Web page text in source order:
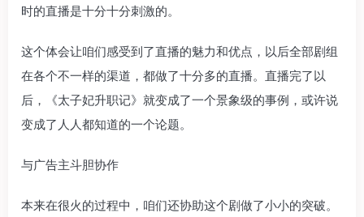
时的直播是十分十分刺激的。
这个体会让咱们感受到了直播的魅力和优点，以后全部剧组
在各个不一样的渠道，都做了十分多的直播。直播完了以
后，《太子妃升职记》就变成了一个景象级的事例，或许说
变成了人人都知道的一个论题。
与广告主斗胆协作
本来在很火的过程中，咱们还协助这个剧做了小小的突破。